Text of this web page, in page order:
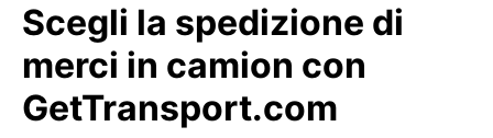
Scegli la spedizione di
merci in camion con
GetTransport.com